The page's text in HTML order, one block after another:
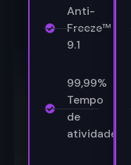
Anti-
Freeze™
9.1
99,99%
Tempo
de
atividade